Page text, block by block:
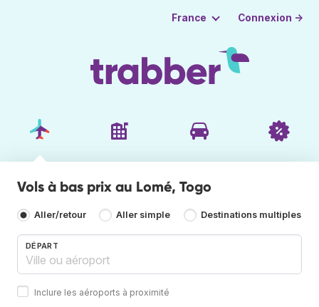
France Connexion →
Vols à bas prix au Lomé, Togo
Aller/retour Aller simple Destinations multiples
DÉPART
Inclure les aéroports à proximité